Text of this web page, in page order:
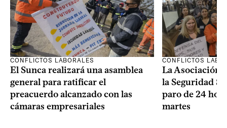
CONFLICTOS LABORALES
El Sunca realizará una asamblea
general para ratificar el
preacuerdo alcanzado con las
cámaras empresariales
CONFLICTOS
La Asociación
la Seguridad
paro de 24
martes